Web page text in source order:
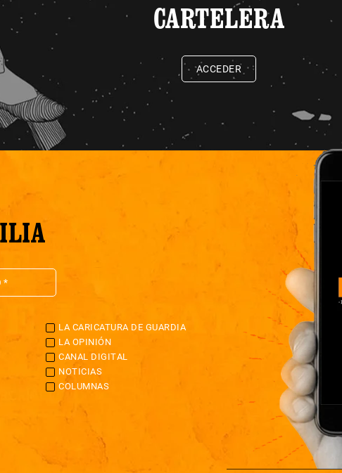
CARTELERA
ACCEDER
LA CARICATURA DE GUARDIA
LA OPINIÓN
CANAL DIGITAL
NOTICIAS
COLUMNAS